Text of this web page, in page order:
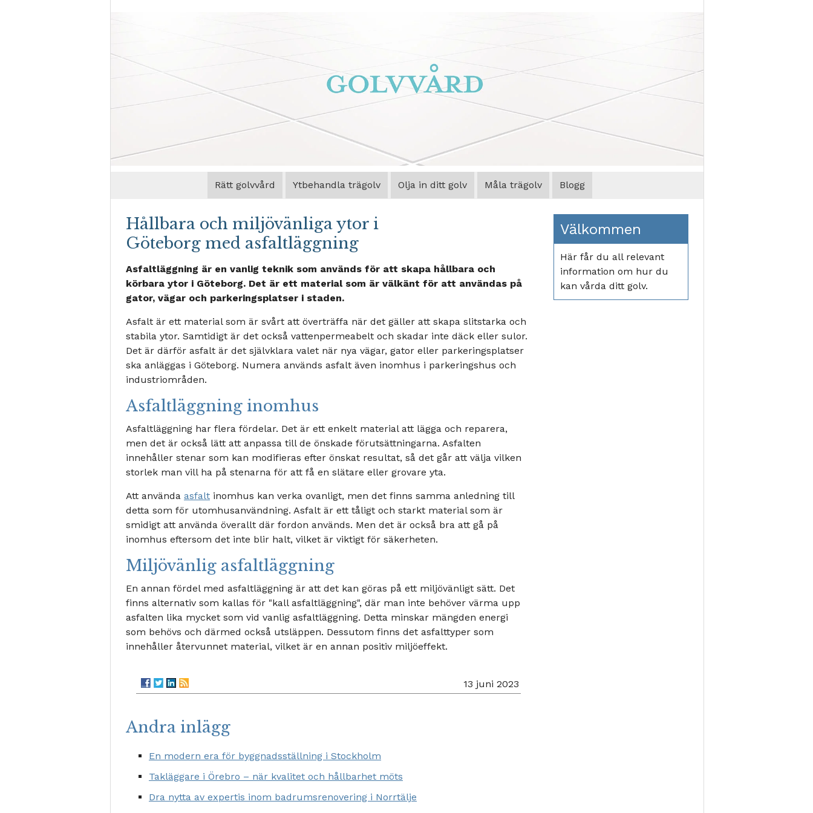
Rätt golvvård Ytbehandla trägolv Olja in ditt golv Måla trägolv Blogg
Hållbara och miljövänliga ytor i
Göteborg med asfaltläggning
Asfaltläggning är en vanlig teknik som används för att skapa hållbara och
körbara ytor i Göteborg. Det är ett material som är välkänt för att användas på
gator, vägar och parkeringsplatser i staden.
Asfalt är ett material som är svårt att överträffa när det gäller att skapa slitstarka och
stabila ytor. Samtidigt är det också vattenpermeabelt och skadar inte däck eller sulor.
Det är därför asfalt är det självklara valet när nya vägar, gator eller parkeringsplatser
ska anläggas i Göteborg. Numera används asfalt även inomhus i parkeringshus och
industriområden.
Asfaltläggning inomhus
Asfaltläggning har flera fördelar. Det är ett enkelt material att lägga och reparera,
men det är också lätt att anpassa till de önskade förutsättningarna. Asfalten
innehåller stenar som kan modifieras efter önskat resultat, så det går att välja vilken
storlek man vill ha på stenarna för att få en slätare eller grovare yta.
Att använda asfalt inomhus kan verka ovanligt, men det finns samma anledning till
detta som för utomhusanvändning. Asfalt är ett tåligt och starkt material som är
smidigt att använda överallt där fordon används. Men det är också bra att gå på
inomhus eftersom det inte blir halt, vilket är viktigt för säkerheten.
Miljövänlig asfaltläggning
En annan fördel med asfaltläggning är att det kan göras på ett miljövänligt sätt. Det
finns alternativ som kallas för "kall asfaltläggning", där man inte behöver värma upp
asfalten lika mycket som vid vanlig asfaltläggning. Detta minskar mängden energi
som behövs och därmed också utsläppen. Dessutom finns det asfalttyper som
innehåller återvunnet material, vilket är en annan positiv miljöeffekt.
13 juni 2023
Andra inlägg
En modern era för byggnadsställning i Stockholm
Takläggare i Örebro – när kvalitet och hållbarhet möts
Dra nytta av expertis inom badrumsrenovering i Norrtälje
Välkommen
Här får du all relevant
information om hur du
kan vårda ditt golv.